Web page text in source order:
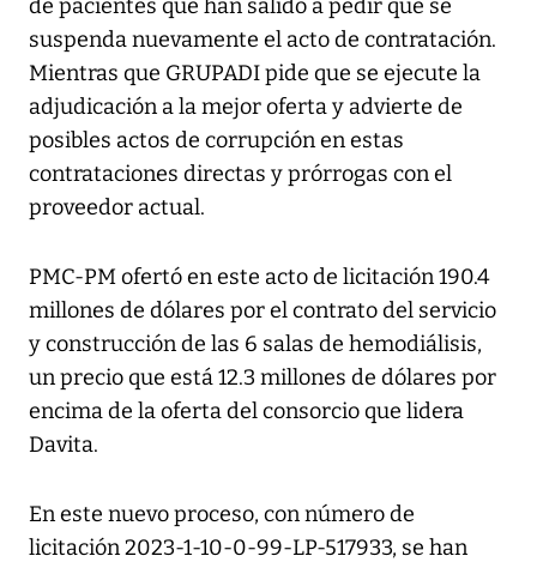
de pacientes que han salido a pedir que se
suspenda nuevamente el acto de contratación.
Mientras que GRUPADI pide que se ejecute la
adjudicación a la mejor oferta y advierte de
posibles actos de corrupción en estas
contrataciones directas y prórrogas con el
proveedor actual.
PMC-PM ofertó en este acto de licitación 190.4
millones de dólares por el contrato del servicio
y construcción de las 6 salas de hemodiálisis,
un precio que está 12.3 millones de dólares por
encima de la oferta del consorcio que lidera
Davita.
En este nuevo proceso, con número de
licitación 2023-1-10-0-99-LP-517933, se han